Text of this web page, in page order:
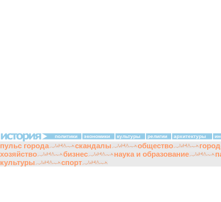
политики экономики культуры религии архитектуры
пульс города скандалы общество
хозяйство
бизнес наука и образование
культуры
спорт